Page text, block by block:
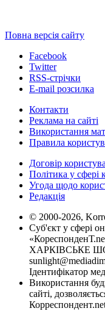
Повна версія сайту
Facebook
Twitter
RSS-стрічки
E-mail розсилка
Контакти
Реклама на сайті
Використання
Правила
Договір
Політика у сфері
Угода щодо
Редакція
© 2000-2026,
Суб'єкт у сфері
ХАРКІВСЬКЕ
Ідентифікатор
Використання
сайті,